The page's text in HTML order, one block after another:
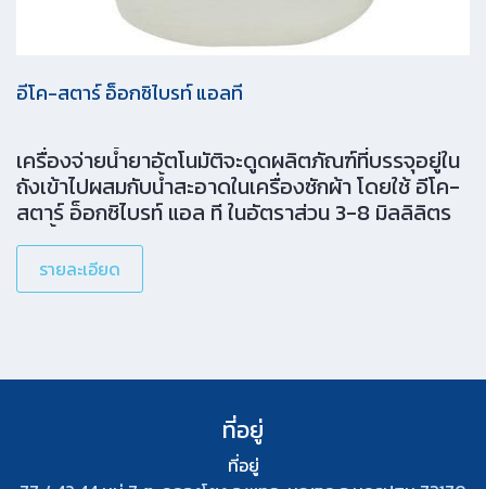
อีโค-สตาร์ อ็อกซิไบรท์ แอลที
เครื่องจ่ายน้ำยาอัตโนมัติจะดูดผลิตภัณฑ์ที่บรรจุอยู่ใน
ถังเข้าไปผสมกับน้ำสะอาดในเครื่องซักผ้า โดยใช้ อีโค-
สตาร์ อ็อกซิไบรท์ แอล ที ในอัตราส่วน 3-8 มิลลิลิตร
ต่อน้ำหนักผ้าแห้ง 1 กิโลกรัม
รายละเอียด
ที่อยู่
ที่อยู่